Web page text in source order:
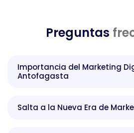
Preguntas
Importancia del Marketing
Antofagasta
Salta a la Nueva Era de